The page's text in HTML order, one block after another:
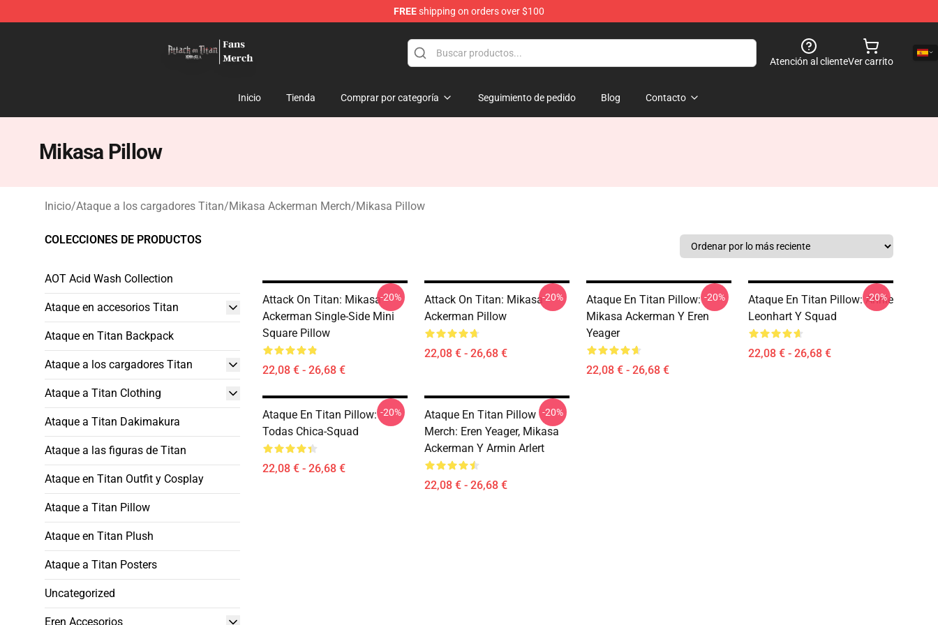
FREEshipping on orders over $100
Atención al clienteVer carrito
Inicio Tienda Comprar por categoría Seguimiento de pedido Blog Contacto
Mikasa Pillow
Inicio/Ataque a los cargadores Titan/Mikasa Ackerman Merch/Mikasa Pillow
COLECCIONES DE PRODUCTOS
AOT Acid Wash Collection
Ataque en accesorios Titan
Ataque en Titan Backpack
Ataque a los cargadores Titan
Ataque a Titan Clothing
Ataque a Titan Dakimakura
Ataque a las figuras de Titan
Ataque en Titan Outfit y Cosplay
Ataque a Titan Pillow
Ataque en Titan Plush
Ataque a Titan Posters
Uncategorized
Eren Accesorios
Attack On Titan: Mikasa
Ackerman Single-Side Mini
Square Pillow
22,08 € - 26,68 €
-20%
Attack On Titan: Mikasa
Ackerman Pillow
22,08 € - 26,68 €
-20%
Ataque En Titan Pillow:
Mikasa Ackerman Y Eren
Yeager
22,08 € - 26,68 €
-20%
Ataque En Titan Pillow: Annie
Leonhart Y Squad
22,08 € - 26,68 €
-20%
Ataque En Titan Pillow:
Todas Chica-Squad
22,08 € - 26,68 €
-20%
Ataque En Titan Pillow
Merch: Eren Yeager, Mikasa
Ackerman Y Armin Arlert
22,08 € - 26,68 €
-20%